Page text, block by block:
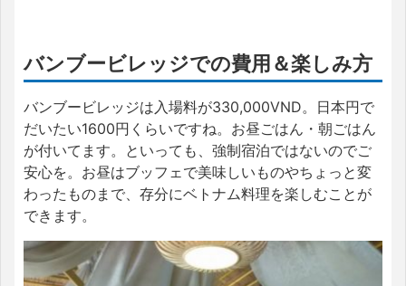
バンブービレッジでの費用＆楽しみ方
バンブービレッジは入場料が330,000VND。日本円で
だいたい1600円くらいですね。お昼ごはん・朝ごはん
が付いてます。といっても、強制宿泊ではないのでご
安心を。お昼はブッフェで美味しいものやちょっと変
わったものまで、存分にベトナム料理を楽しむことが
できます。